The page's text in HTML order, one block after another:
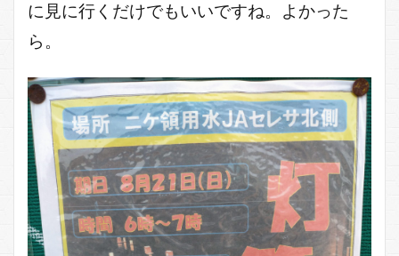
に見に行くだけでもいいですね。よかった
ら。